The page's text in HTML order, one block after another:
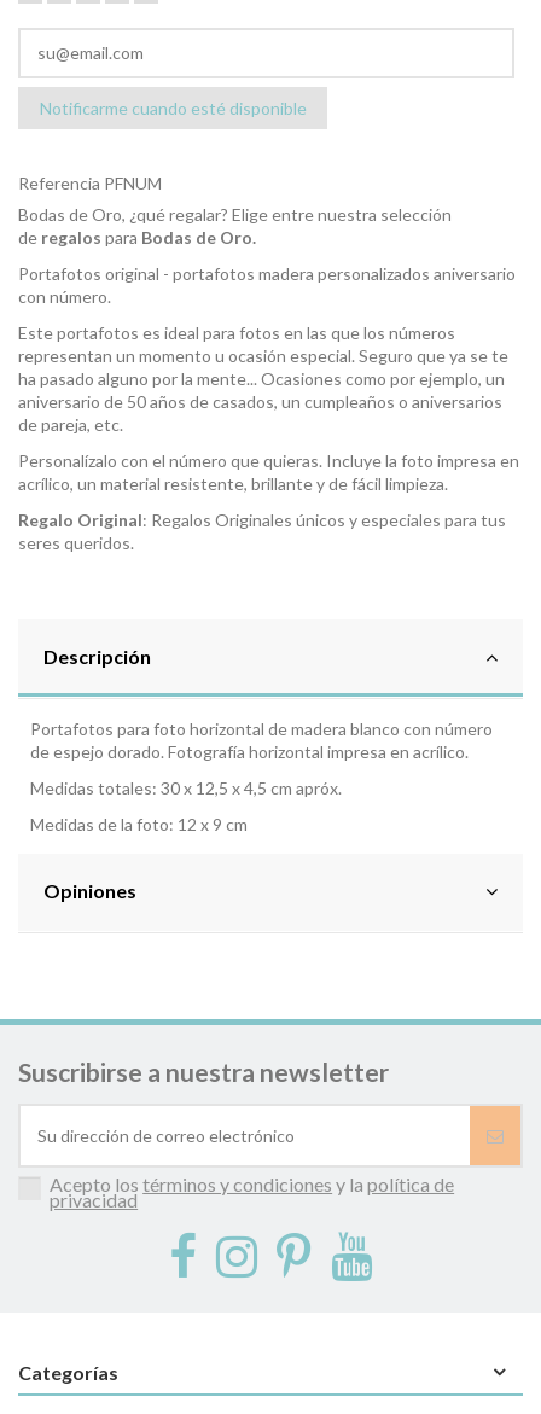
Notificarme cuando esté disponible
Referencia PFNUM
Bodas de Oro, ¿qué regalar? Elige entre nuestra selección
de regalos para Bodas de Oro.
Portafotos original - portafotos madera personalizados aniversario
con número.
Este portafotos es ideal para fotos en las que los números
representan un momento u ocasión especial. Seguro que ya se te
ha pasado alguno por la mente... Ocasiones como por ejemplo, un
aniversario de 50 años de casados, un cumpleaños o aniversarios
de pareja, etc.
Personalízalo con el número que quieras. Incluye la foto impresa en
acrílico, un material resistente, brillante y de fácil limpieza.
Regalo Original: Regalos Originales únicos y especiales para tus
seres queridos.
Descripción
Portafotos para foto horizontal de madera blanco con número
de espejo dorado. Fotografía horizontal impresa en acrílico.
Medidas totales: 30 x 12,5 x 4,5 cm apróx.
Medidas de la foto: 12 x 9 cm
Opiniones
Suscribirse a nuestra newsletter
Acepto lostérminos y condiciones y lapolítica de
privacidad
Categorías